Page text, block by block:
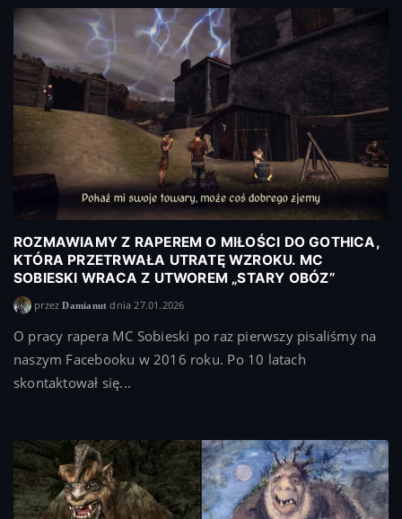
ROZMAWIAMY Z RAPEREM O MIŁOŚCI DO GOTHICA,
KTÓRA PRZETRWAŁA UTRATĘ WZROKU. MC
SOBIESKI WRACA Z UTWOREM „STARY OBÓZ”
przezDamianut dnia 27.01.2026
O pracy rapera MC Sobieski po raz pierwszy pisaliśmy na
naszym Facebooku w 2016 roku. Po 10 latach
skontaktował się...